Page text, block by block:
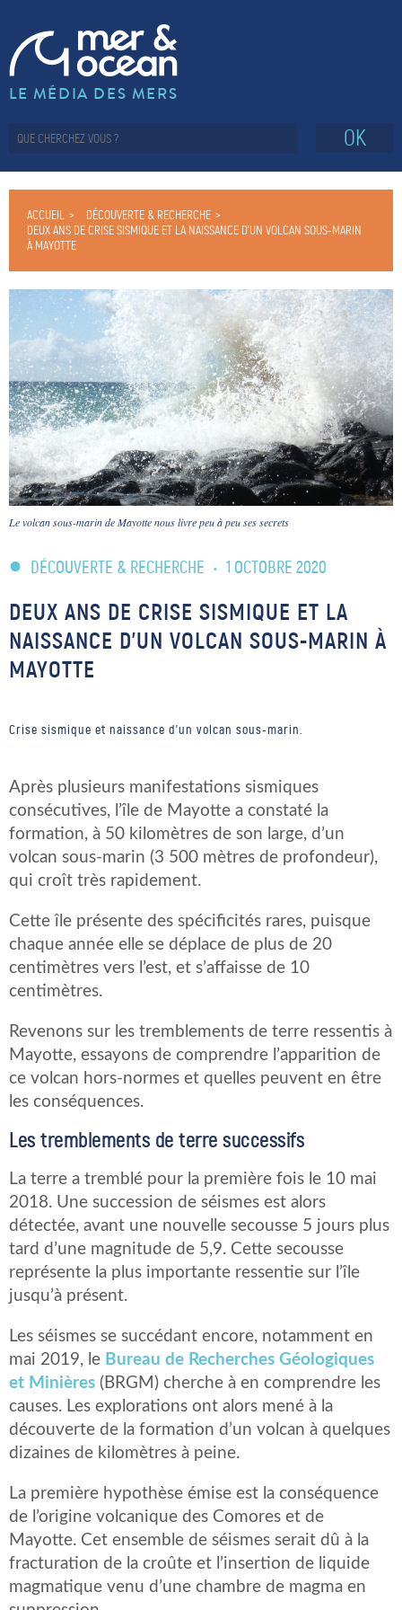
LE MÉDIA DES MERS
OK
ACCUEIL
DÉCOUVERTE & RECHERCHE
DEUX ANS DE CRISE SISMIQUE ET LA NAISSANCE D’UN VOLCAN SOUS-MARIN
À MAYOTTE
Le volcan sous-marin de Mayotte nous livre peu à peu ses secrets
DÉCOUVERTE & RECHERCHE • 1 OCTOBRE 2020
DEUX ANS DE CRISE SISMIQUE ET LA
NAISSANCE D’UN VOLCAN SOUS-MARIN À
MAYOTTE
Crise sismique et naissance d'un volcan sous-marin.
Après plusieurs manifestations sismiques
consécutives, l’île de Mayotte a constaté la
formation, à 50 kilomètres de son large, d’un
volcan sous-marin (3 500 mètres de profondeur),
qui croît très rapidement.
Cette île présente des spécificités rares, puisque
chaque année elle se déplace de plus de 20
centimètres vers l’est, et s’affaisse de 10
centimètres.
Revenons sur les tremblements de terre ressentis à
Mayotte, essayons de comprendre l’apparition de
ce volcan hors-normes et quelles peuvent en être
les conséquences.
Les tremblements de terre successifs
La terre a tremblé pour la première fois le 10 mai
2018. Une succession de séismes est alors
détectée, avant une nouvelle secousse 5 jours plus
tard d’une magnitude de 5,9. Cette secousse
représente la plus importante ressentie sur l’île
jusqu’à présent.
Les séismes se succédant encore, notamment en
mai 2019, le Bureau de Recherches Géologiques
et Minières (BRGM) cherche à en comprendre les
causes. Les explorations ont alors mené à la
découverte de la formation d’un volcan à quelques
dizaines de kilomètres à peine.
La première hypothèse émise est la conséquence
de l’origine volcanique des Comores et de
Mayotte. Cet ensemble de séismes serait dû à la
fracturation de la croûte et l’insertion de liquide
magmatique venu d’une chambre de magma en